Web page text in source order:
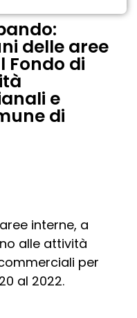
delle aree
Fondo di
e
di
interne, a
alle attività
per
al 2022.